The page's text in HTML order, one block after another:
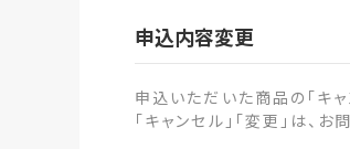
申込内容変更
申込いただいた商品の「キャ
「キャンセル」「変更」は、